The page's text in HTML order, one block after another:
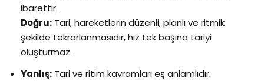
ibarettir.
Doğru: Tari, hareketlerin düzenli, planlı ve ritmik
şekilde tekrarlanmasıdır, hız tek başına tariyi
oluşturmaz.
Yanlış: Tari ve ritim kavramları eş anlamlıdır.